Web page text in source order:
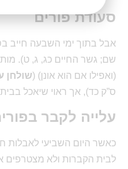
סעודת פורים
אבל בתוך ימי השבעה חייב
שם; גשר החיים כג, ג, ט).
(ואפילו אם הוא אונן) (שולחן
ס”ק כד), אך ראוי שיאכל
עלייה לקבר
כאשר היום השביעי לאבלות
לבית הקברות ולא מצטרפים